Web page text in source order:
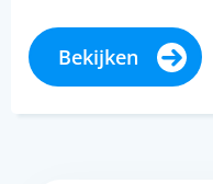
Bekijken